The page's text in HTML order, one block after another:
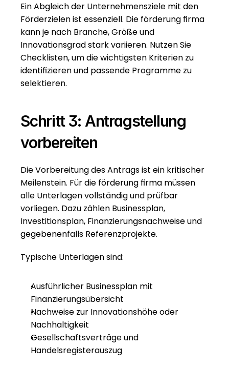
Ein Abgleich der Unternehmensziele mit den
Förderzielen ist essenziell. Die förderung firma
kann je nach Branche, Größe und
Innovationsgrad stark variieren. Nutzen Sie
Checklisten, um die wichtigsten Kriterien zu
identifizieren und passende Programme zu
selektieren.
Schritt 3: Antragstellung
vorbereiten
Die Vorbereitung des Antrags ist ein kritischer
Meilenstein. Für die förderung firma müssen
alle Unterlagen vollständig und prüfbar
vorliegen. Dazu zählen Businessplan,
Investitionsplan, Finanzierungsnachweise und
gegebenenfalls Referenzprojekte.
Typische Unterlagen sind:
Ausführlicher Businessplan mit
Finanzierungsübersicht
Nachweise zur Innovationshöhe oder
Nachhaltigkeit
Gesellschaftsverträge und
Handelsregisterauszug